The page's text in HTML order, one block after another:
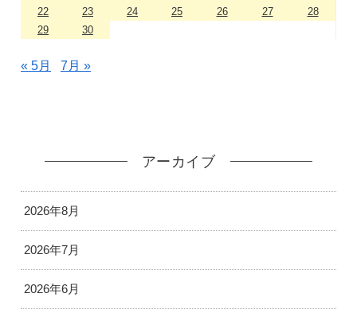
22
23 24 25 26 27
28
29
30
« 5月 7月 »
アーカイブ
2026年8月
2026年7月
2026年6月